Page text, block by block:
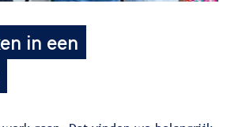
in een